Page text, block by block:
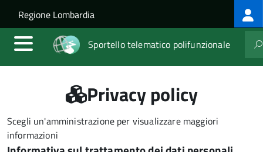
Salta al contenuto principale
Skip to site navigation
Regione Lombardia
Sportello telematico polifunzionale
Privacy policy
Scegli un'amministrazione per visualizzare maggiori
informazioni